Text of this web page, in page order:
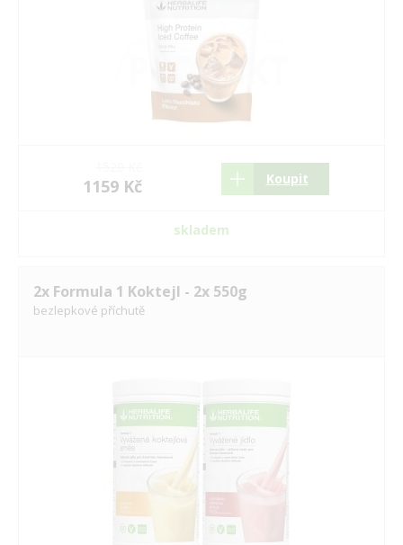
1159 Kč Koupit
skladem
2x Formula 1 Koktejl - 2x 550g
bezlepkové příchutě